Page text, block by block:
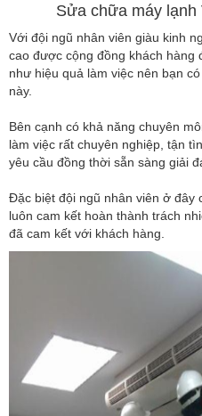
Sửa chữa máy
Với đội ngũ nhân viên giàu kinh
cao được cộng đồng khách hàng
như hiệu quả làm việc nên bạn
này.
Bên cạnh có khả năng chuyên
làm việc rất chuyên nghiệp, tận
yêu cầu đồng thời sẵn sàng giải
Đặc biệt đội ngũ nhân viên ở đây
luôn cam kết hoàn thành trách
đã cam kết với khách hàng.